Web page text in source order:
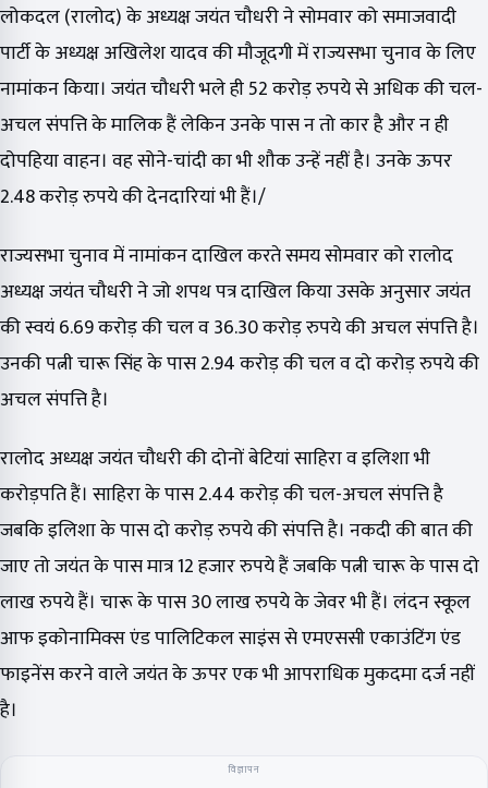
लोकदल (रालोद) के अध्यक्ष जयंत चौधरी ने सोमवार को समाजवादी
पार्टी के अध्यक्ष अखिलेश यादव की मौजूदगी में राज्यसभा चुनाव के लिए
नामांकन किया। जयंत चौधरी भले ही 52 करोड़ रुपये से अधिक की चल-
अचल संपत्ति के मालिक हैं लेकिन उनके पास न तो कार है और न ही
दोपहिया वाहन। वह सोने-चांदी का भी शौक उन्हें नहीं है। उनके ऊपर
2.48 करोड़ रुपये की देनदारियां भी हैं।/
राज्यसभा चुनाव में नामांकन दाखिल करते समय सोमवार को रालोद
अध्यक्ष जयंत चौधरी ने जो शपथ पत्र दाखिल किया उसके अनुसार जयंत
की स्वयं 6.69 करोड़ की चल व 36.30 करोड़ रुपये की अचल संपत्ति है।
उनकी पत्नी चारू सिंह के पास 2.94 करोड़ की चल व दो करोड़ रुपये की
अचल संपत्ति है।
रालोद अध्यक्ष जयंत चौधरी की दोनों बेटियां साहिरा व इलिशा भी
करोड़पति हैं। साहिरा के पास 2.44 करोड़ की चल-अचल संपत्ति है
जबकि इलिशा के पास दो करोड़ रुपये की संपत्ति है। नकदी की बात की
जाए तो जयंत के पास मात्र 12 हजार रुपये हैं जबकि पत्नी चारू के पास दो
लाख रुपये हैं। चारू के पास 30 लाख रुपये के जेवर भी हैं। लंदन स्कूल
आफ इकोनामिक्स एंड पालिटिकल साइंस से एमएससी एकाउंटिंग एंड
फाइनेंस करने वाले जयंत के ऊपर एक भी आपराधिक मुकदमा दर्ज नहीं
है।
विज्ञापन